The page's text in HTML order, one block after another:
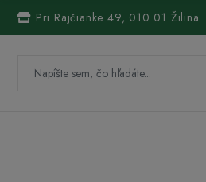
Pri Rajčianke 49, 010 01 Žilina